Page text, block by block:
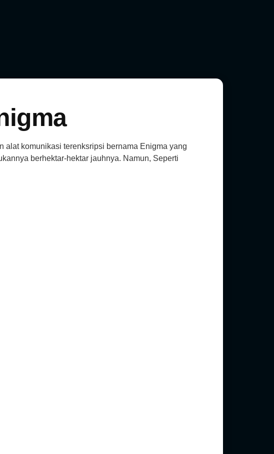
alat komunikasi terenksripsi bernama Enigma yang
berhektar-hektar jauhnya. Namun, Seperti